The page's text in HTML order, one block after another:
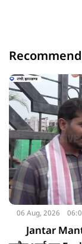
06 Aug, 2026
Jantar